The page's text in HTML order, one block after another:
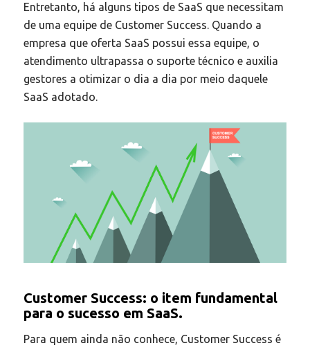
Entretanto, há alguns tipos de SaaS que necessitam
de uma equipe de Customer Success. Quando a
empresa que oferta SaaS possui essa equipe, o
atendimento ultrapassa o suporte técnico e auxilia
gestores a otimizar o dia a dia por meio daquele
SaaS adotado.
Customer Success: o item fundamental
para o sucesso em SaaS.
Para quem ainda não conhece, Customer Success é